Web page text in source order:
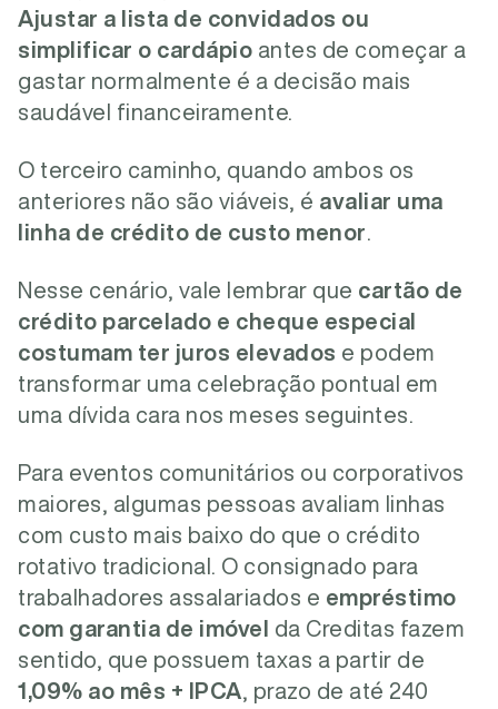
Ajustar a lista de convidados ou
simplificar o cardápio antes de começar a
gastar normalmente é a decisão mais
saudável financeiramente.
O terceiro caminho, quando ambos os
anteriores não são viáveis, é avaliar uma
linha de crédito de custo menor
Nesse cenário, vale lembrar que cartão de
crédito parcelado e cheque especial
costumam ter juros elevados e podem
transformar uma celebração pontual em
uma dívida cara nos meses seguintes.
Para eventos comunitários ou corporativos
maiores, algumas pessoas avaliam linhas
com custo mais baixo do que o crédito
rotativo tradicional. O consignado para
trabalhadores assalariados e empréstimo
com garantia de imóvel
da Creditas fazem
sentido, que possuem taxas a partir de
1,09% ao mês + IPCA , prazo de até 240